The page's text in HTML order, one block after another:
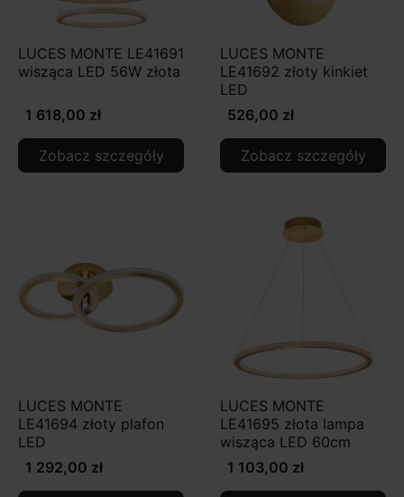
LUCES MONTE LE41691
wisząca LED 56W złota
1 618,00 zł
Zobacz szczegóły
LUCES MONTE
LE41692 złoty kinkiet
LED
526,00 zł
Zobacz szczegóły
LUCES MONTE
LE41694 złoty plafon
LED
1 292,00 zł
LUCES MONTE
LE41695 złota lampa
wisząca LED 60cm
1 103,00 zł